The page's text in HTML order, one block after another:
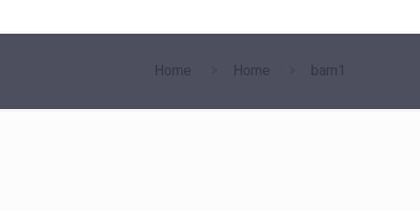
Home Home barn1